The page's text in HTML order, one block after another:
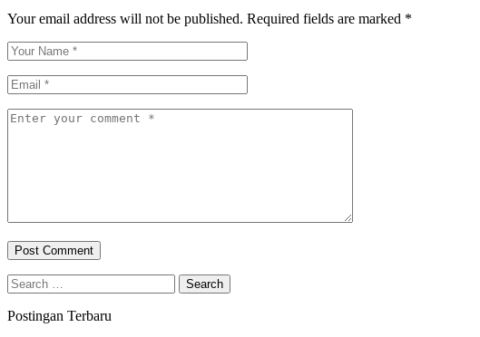
Your email address will not be published. Required fields are marked *
Search
for:
Postingan Terbaru